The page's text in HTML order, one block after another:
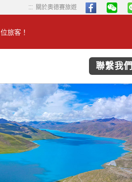
...
... 關於奧德賽旅遊
位旅客！
聯繫我們